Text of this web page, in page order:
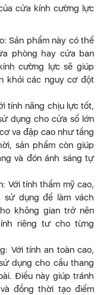
cửa kính cường lực
Sản phẩm này có thể
phòng hay cửa ban
cường lực sẽ giúp
khỏi các nguy cơ đột
tính năng chịu lực tốt,
dụng cho cửa sổ lớn
va đập cao như tầng
sản phẩm còn giúp
và đón ánh sáng tự
Với tính thẩm mỹ cao,
dụng để làm vách
không gian trở nên
riêng tư cho từng
Với tính an toàn cao,
dụng cho cầu thang
Điều này giúp tránh
đồng thời tạo điểm